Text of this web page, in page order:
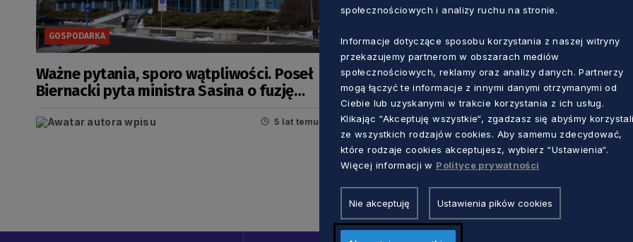
GOSPODARKA
Ważne pytania, sporo wątpliwości. Poseł
Biernacki pyta ministra Sasina o fuzję
5 lat temu
społecznościowych i analizy ruchu na stronie.
Informacje dotyczące sposobu korzystania z naszej witryny
przekazujemy partnerom w obszarach mediów
społecznościowych, reklamy oraz analizy danych. Partnerzy
mogą łączyć te informacje z innymi danymi otrzymanymi od
Ciebie lub uzyskanymi w trakcie korzystania z ich usług.
Klikając “Akceptuję wszystkie“, zgadzasz się abyśmy
ze wszystkich rodzajów cookies. Aby samemu zdecydować,
które rodzaje cookies akceptujesz, wybierz “Ustawienia“.
Więcej informacji w Polityce prywatności
Nie akceptuję Ustawienia pików cookies